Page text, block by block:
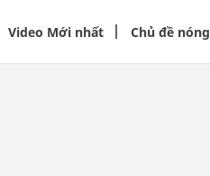
Video Mới nhất Chủ đề nóng